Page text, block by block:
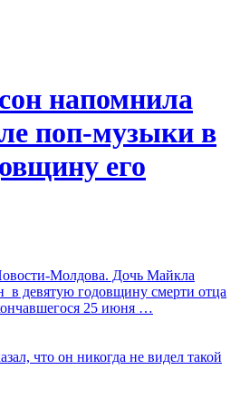
напомнила
поп-музыки в
его
Молдова. Дочь Майкла
девятую годовщину смерти отца
25 июня …